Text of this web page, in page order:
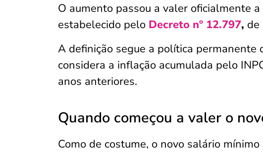
O aumento passou a valer oficialmente
estabelecido pelo Decreto nº 12.797, de
A definição segue a política permanente
considera a inflação acumulada pelo
anos anteriores.
Quando começou a valer o
Como de costume, o novo salário